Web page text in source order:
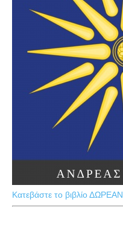
Κατεβάστε το βιβλίο ΔΩΡΕΑΝ